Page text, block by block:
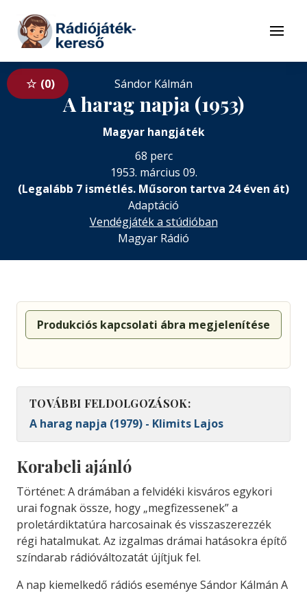
Tovább a tartalomhoz
Menü
0 Sándor Kálmán
A harag napja (1953)
Magyar hangjáték
68 perc
1953. március 09.
(Legalább 7 ismétlés. Műsoron tartva 24 éven át)
Adaptáció
Vendégjáték a stúdióban
Magyar Rádió
Produkciós kapcsolati ábra megjelenítése
TOVÁBBI FELDOLGOZÁSOK:
A harag napja (1979) - Klimits Lajos
Korabeli ajánló
Történet: A drámában a felvidéki kisváros egykori
urai fognak össze, hogy „megfizessenek” a
proletárdiktatúra harcosainak és visszaszerezzék
régi hatalmukat. Az izgalmas drámai hatásokra építő
színdarab rádióváltozatát újítjuk fel.
A nap kiemelkedő rádiós eseménye Sándor Kálmán A